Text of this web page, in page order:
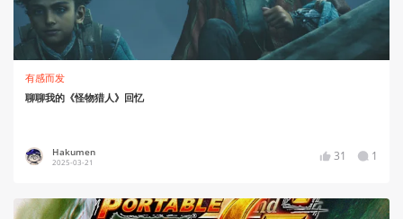
有感而发
聊聊我的《怪物猎人》回忆
Hakumen
2025-03-21 31 1